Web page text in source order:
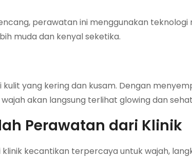
perawatan ini menggunakan teknologi
muda dan kenyal seketika.
yang kering dan kusam. Dengan
akan langsung terlihat glowing dan
Perawatan dari Klinik
kecantikan terpercaya untuk wajah,